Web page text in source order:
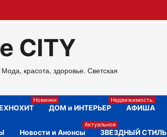
CITY
красота, здоровье. Светская
Новинки
ДОМ и ИНТЕРЬЕР
Недвижимость.
АФИША
Новости и Анонсы
Актуальное
ЗВЕЗДНЫЙ СТИЛЬ